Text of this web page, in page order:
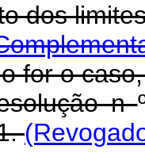
dos
for o
n